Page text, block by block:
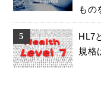
もの
HL7
規格